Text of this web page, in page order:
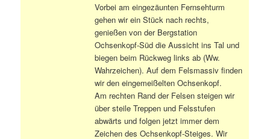
Vorbei am eingezäunten Fernsehturm
gehen wir ein Stück nach rechts,
genießen von der Bergstation
Ochsenkopf-Süd die Aussicht ins Tal und
biegen beim Rückweg links ab (Ww.
Wahrzeichen). Auf dem Felsmassiv finden
wir den eingemeißelten Ochsenkopf.
Am rechten Rand der Felsen steigen wir
über steile Treppen und Felsstufen
abwärts und folgen jetzt immer dem
Zeichen des Ochsenkopf-Steiges. Wir